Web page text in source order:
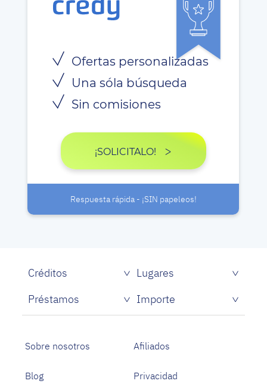
Ofertas personalizadas
Una sóla búsqueda
Sin comisiones
¡SOLICITALO!
Respuesta rápida - ¡SIN papeleos!
Créditos
Lugares
Préstamos
Importe
Sobre nosotros Afiliados
Blog Privacidad